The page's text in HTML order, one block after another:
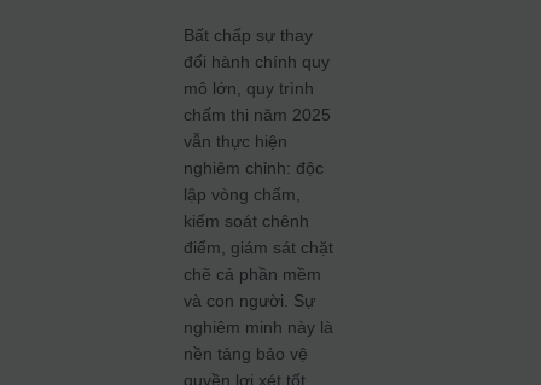
Bất chấp sự thay
đổi hành chính quy
mô lớn, quy trình
chấm thi năm 2025
vẫn thực hiện
nghiêm chỉnh: độc
lập vòng chấm,
kiểm soát chênh
điểm, giám sát chặt
chẽ cả phần mềm
và con người. Sự
nghiêm minh này là
nền tảng bảo vệ
quyền lợi xét tốt